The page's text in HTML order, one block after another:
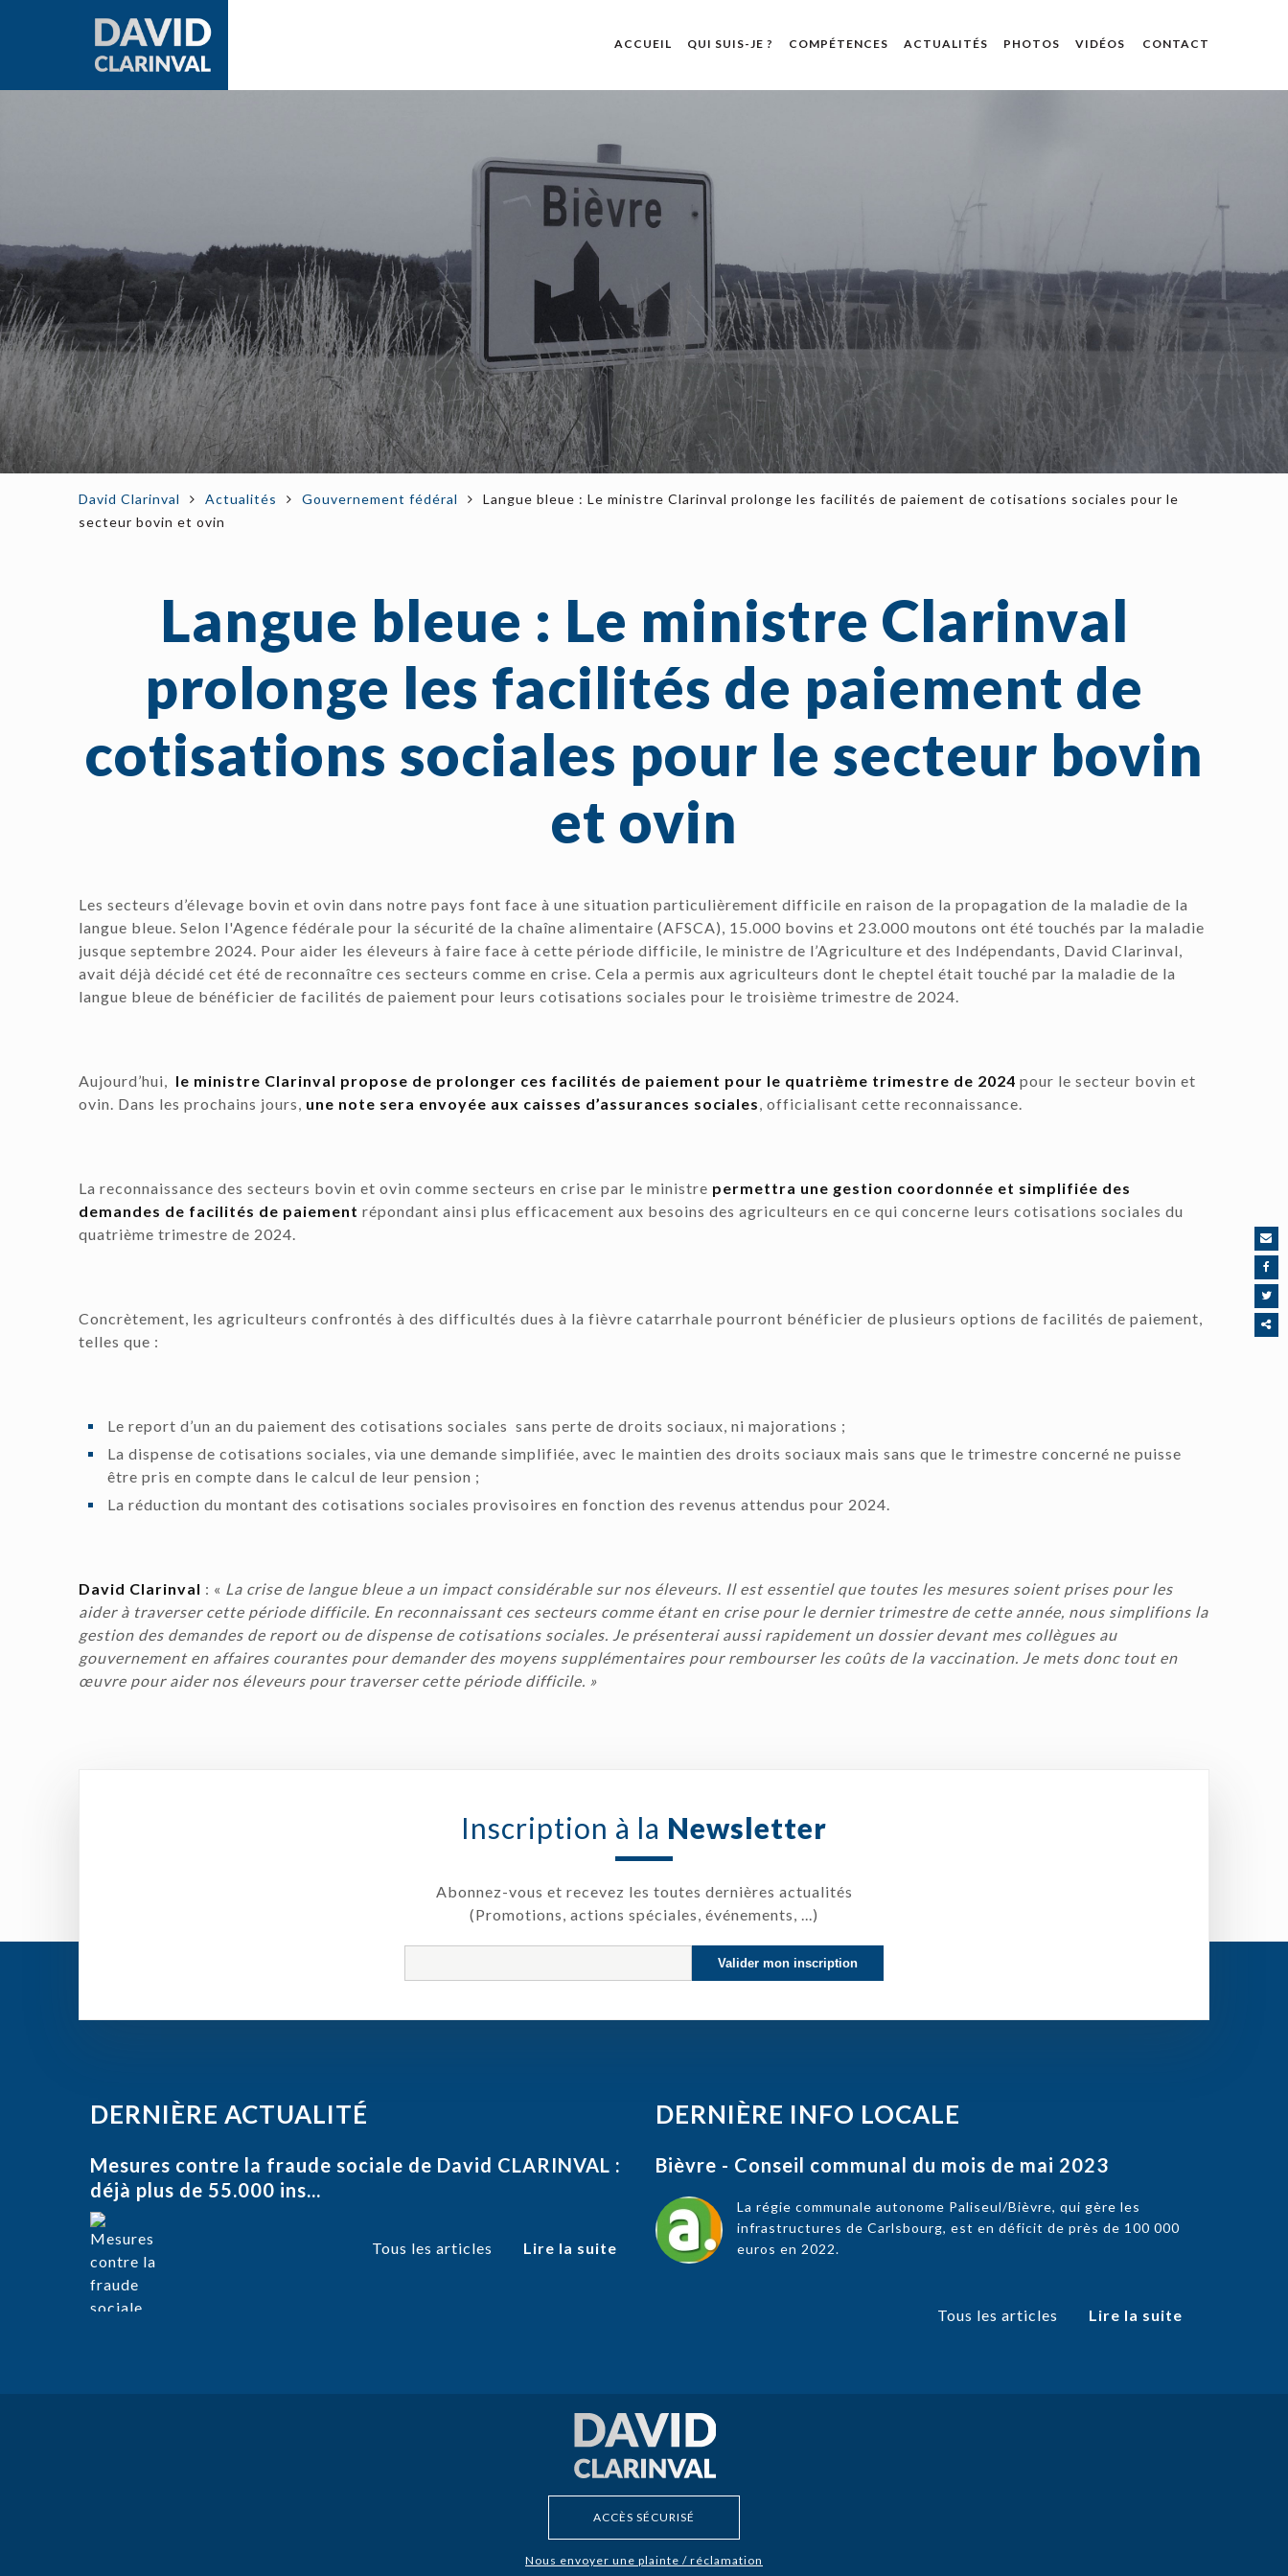
ACCUEIL QUI SUIS-JE ? COMPÉTENCES ACTUALITÉS PHOTOS VIDÉOS CONTACT
David Clarinval Actualités Gouvernement fédéral
Langue bleue : Le ministre Clarinval prolonge les facilités de paiement de cotisations sociales pour le
secteur bovin et ovin
Langue bleue : Le ministre Clarinval
prolonge les facilités de paiement de
cotisations sociales pour le secteur bovin
et ovin
Les secteurs d’élevage bovin et ovin dans notre pays font face à une situation particulièrement difficile en raison de la propagation de la maladie de la
langue bleue. Selon l'Agence fédérale pour la sécurité de la chaîne alimentaire (AFSCA), 15.000 bovins et 23.000 moutons ont été touchés par la maladie
jusque septembre 2024. Pour aider les éleveurs à faire face à cette période difficile, le ministre de l’Agriculture et des Indépendants, David Clarinval,
avait déjà décidé cet été de reconnaître ces secteurs comme en crise. Cela a permis aux agriculteurs dont le cheptel était touché par la maladie de la
langue bleue de bénéficier de facilités de paiement pour leurs cotisations sociales pour le troisième trimestre de 2024.
Aujourd’hui, le ministre Clarinval propose de prolonger ces facilités de paiement pour le quatrième trimestre de 2024 pour le secteur bovin et
ovin. Dans les prochains jours, une note sera envoyée aux caisses d’assurances sociales, officialisant cette reconnaissance.
La reconnaissance des secteurs bovin et ovin comme secteurs en crise par le ministre permettra une gestion coordonnée et simplifiée des
demandes de facilités de paiement répondant ainsi plus efficacement aux besoins des agriculteurs en ce qui concerne leurs cotisations sociales du
quatrième trimestre de 2024.
Concrètement, les agriculteurs confrontés à des difficultés dues à la fièvre catarrhale pourront bénéficier de plusieurs options de facilités de paiement,
telles que :
Le report d’un an du paiement des cotisations sociales sans perte de droits sociaux, ni majorations ;
La dispense de cotisations sociales, via une demande simplifiée, avec le maintien des droits sociaux mais sans que le trimestre concerné ne puisse
être pris en compte dans le calcul de leur pension ;
La réduction du montant des cotisations sociales provisoires en fonction des revenus attendus pour 2024.
David Clarinval : « La crise de langue bleue a un impact considérable sur nos éleveurs. Il est essentiel que toutes les mesures soient prises pour les
aider à traverser cette période difficile. En reconnaissant ces secteurs comme étant en crise pour le dernier trimestre de cette année, nous simplifions la
gestion des demandes de report ou de dispense de cotisations sociales. Je présenterai aussi rapidement un dossier devant mes collègues au
gouvernement en affaires courantes pour demander des moyens supplémentaires pour rembourser les coûts de la vaccination. Je mets donc tout en
œuvre pour aider nos éleveurs pour traverser cette période difficile. »
Inscription à la Newsletter
Abonnez-vous et recevez les toutes dernières actualités
(Promotions, actions spéciales, événements, ...)
DERNIÈRE ACTUALITÉ
Mesures contre la fraude sociale de David CLARINVAL :
déjà plus de 55.000 ins...
Tous les articles Lire la suite
DERNIÈRE INFO LOCALE
Bièvre - Conseil communal du mois de mai 2023
La régie communale autonome Paliseul/Bièvre, qui gère les
infrastructures de Carlsbourg, est en déficit de près de 100 000
euros en 2022.
Tous les articles Lire la suite
ACCÈS SÉCURISÉ
Nous envoyer une plainte / réclamation